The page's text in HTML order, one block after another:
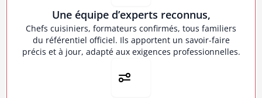
Une équipe d’experts reconnus,
Chefs cuisiniers, formateurs confirmés, tous familiers
du référentiel officiel. Ils apportent un savoir-faire
précis et à jour, adapté aux exigences professionnelles.